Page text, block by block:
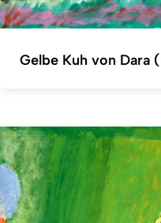
Gelbe Kuh von Dara